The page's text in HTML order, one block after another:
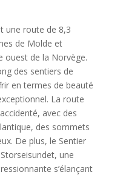
une route de 8,3
de Molde et
ouest de la Norvège.
des sentiers de
en termes de beauté
La route
avec des
des sommets
De plus, le Sentier
une
s’élançant